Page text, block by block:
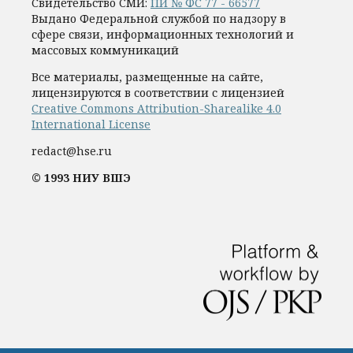
Выдано Федеральной службой по надзору в
сфере связи, информационных технологий и
массовых коммуникаций
Все материалы, размещенные на сайте,
лицензируются в соответствии с лицензией
Creative Commons Attribution-Sharealike 4.0
International License
redact@hse.ru
© 1993 НИУ ВШЭ